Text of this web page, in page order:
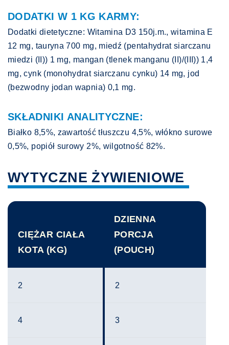
DODATKI W 1 KG KARMY:
Dodatki dietetyczne: Witamina D3 150j.m., witamina E
12 mg, tauryna 700 mg, miedź (pentahydrat siarczanu
miedzi (II)) 1 mg, mangan (tlenek manganu (II)/(III)) 1,4
mg, cynk (monohydrat siarczanu cynku) 14 mg, jod
(bezwodny jodan wapnia) 0,1 mg.
SKŁADNIKI ANALITYCZNE:
Białko 8,5%, zawartość tłuszczu 4,5%, włókno surowe
0,5%, popiół surowy 2%, wilgotność 82%.
WYTYCZNE ŻYWIENIOWE
CIĘŻAR CIAŁA
KOTA (KG)
DZIENNA
PORCJA
(POUCH)
2 2
4 3